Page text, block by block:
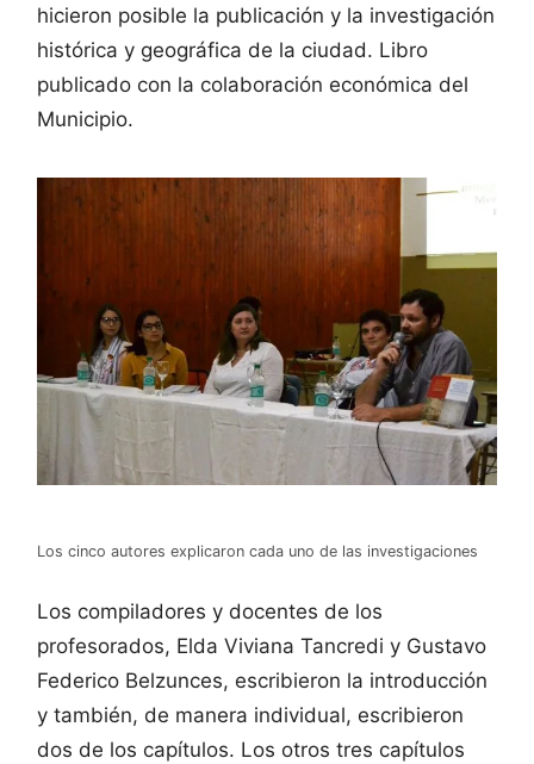
hicieron posible la publicación y la investigación
histórica y geográfica de la ciudad. Libro
publicado con la colaboración económica del
Municipio.
Los cinco autores explicaron cada uno de las investigaciones
Los compiladores y docentes de los
profesorados, Elda Viviana Tancredi y Gustavo
Federico Belzunces, escribieron la introducción
y también, de manera individual, escribieron
dos de los capítulos. Los otros tres capítulos